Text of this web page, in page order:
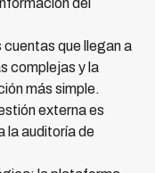
del
cuentas que llegan a
complejas y la
más simple.
externa es
la auditoría de